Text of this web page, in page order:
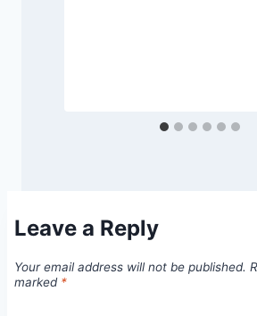
Leave a Reply
Your email address will not be published.
marked *